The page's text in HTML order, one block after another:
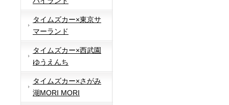
タイムズカー×東京サ
マーランド
タイムズカー×西武園
ゆうえんち
タイムズカー×さがみ
湖MORI MORI